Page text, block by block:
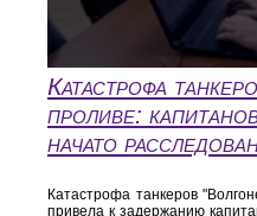
Катастрофа
проливе:
начато
Катастрофа танкеров
привела к задержанию